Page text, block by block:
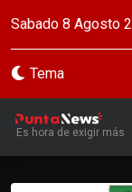
Sabado 8 Agosto
Tema
Es hora de exigir más